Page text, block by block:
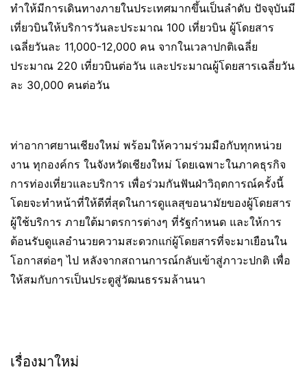
ทำให้มีการเดินทางภายในประเทศมากขึ้นเป็นลำดับ ปัจจุบันมี
เที่ยวบินให้บริการวันละประมาณ 100 เที่ยวบิน ผู้โดยสาร
เฉลี่ยวันละ 11,000-12,000 คน จากในเวลาปกติเฉลี่ย
ประมาณ 220 เที่ยวบินต่อวัน และประมาณผู้โดยสารเฉลี่ยวัน
ละ 30,000 คนต่อวัน
ท่าอากาศยานเชียงใหม่ พร้อมให้ความร่วมมือกับทุกหน่วย
งาน ทุกองค์กร ในจังหวัดเชียงใหม่ โดยเฉพาะในภาคธุรกิจ
การท่องเที่ยวและบริการ เพื่อร่วมกันฟันฝ่าวิฤตการณ์ครั้งนี้
โดยจะทำหน้าที่ให้ดีที่สุดในการดูแลสุขอนามัยของผู้โดยสาร
ผู้ใช้บริการ ภายใต้มาตรการต่างๆ ที่รัฐกำหนด และให้การ
ต้อนรับดูแลอำนวยความสะดวกแก่ผู้โดยสารที่จะมาเยือนใน
โอกาสต่อๆ ไป หลังจากสถานการณ์กลับเข้าสู่ภาวะปกติ เพื่อ
ให้สมกับการเป็นประตูสู่วัฒนธรรมล้านนา
เรื่องมาใหม่